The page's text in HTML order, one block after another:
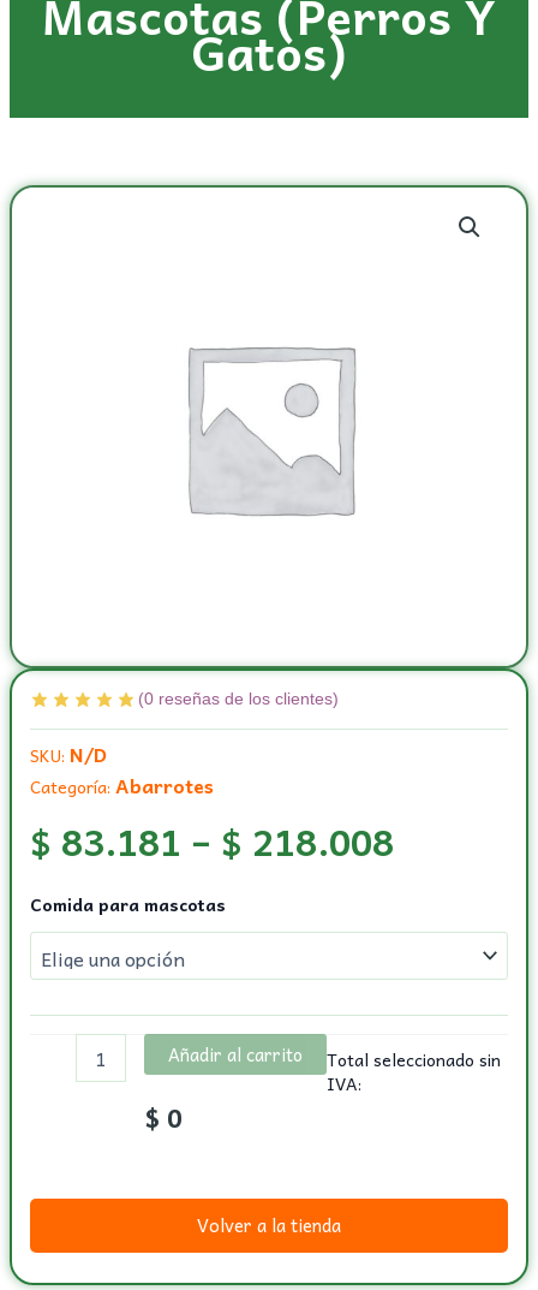
Gatos)
(0reseñas de los clientes)
SKU: N/D
Categoría: Abarrotes
$ 83.181 – $ 218.008
Comida para mascotas
Comida
mascotas
(perros
gatos)
cantidad
Añadir al carrito
Total seleccionado sin
IVA:
$ 0
Volver a la tienda